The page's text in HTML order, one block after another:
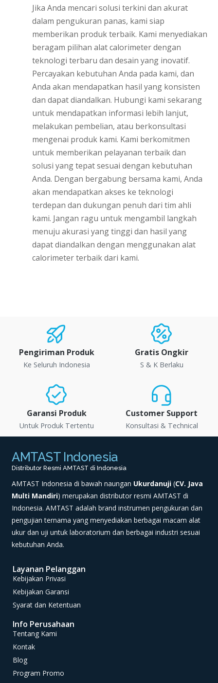
Jika Anda mencari solusi terkini dan akurat
dalam pengukuran panas, kami siap
memberikan produk terbaik. Kami menyediakan
beragam pilihan alat calorimeter dengan
teknologi terbaru dan desain yang inovatif.
Percayakan kebutuhan Anda pada kami, dan
Anda akan mendapatkan hasil yang konsisten
dan dapat diandalkan. Hubungi kami sekarang
untuk mendapatkan informasi lebih lanjut,
melakukan pembelian, atau berkonsultasi
mengenai produk kami. Kami berkomitmen
untuk memberikan pelayanan terbaik dan
solusi yang tepat sesuai dengan kebutuhan
Anda. Dengan bergabung bersama kami, Anda
akan mendapatkan akses ke teknologi
terdepan dan dukungan penuh dari tim ahli
kami. Jangan ragu untuk mengambil langkah
menuju akurasi yang tinggi dan hasil yang
dapat diandalkan dengan menggunakan alat
calorimeter terbaik dari kami.
Pengiriman Produk
Ke Seluruh Indonesia
Gratis Ongkir
S & K Berlaku
Garansi Produk
Untuk Produk Tertentu
Customer Support
Konsultasi & Technical
AMTAST Indonesia
Distributor Resmi AMTAST di Indonesia
AMTAST Indonesia di bawah naungan Ukurdanuji (CV. Java
Multi Mandiri) merupakan distributor resmi AMTAST di
Indonesia. AMTAST adalah brand instrumen pengukuran dan
pengujian ternama yang menyediakan berbagai macam alat
ukur dan uji untuk laboratorium dan berbagai industri sesuai
kebutuhan Anda.
Layanan Pelanggan
Kebijakan Privasi
Kebijakan Garansi
Syarat dan Ketentuan
Info Perusahaan
Tentang Kami
Kontak
Blog
Program Promo